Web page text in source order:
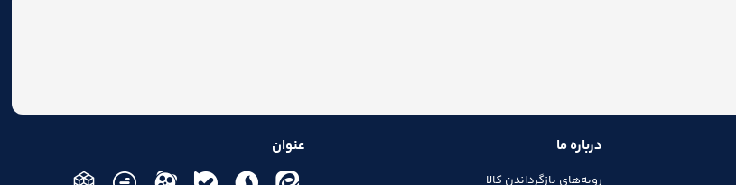
درباره ما
رویه‌های بازگرداندن کالا
عنوان